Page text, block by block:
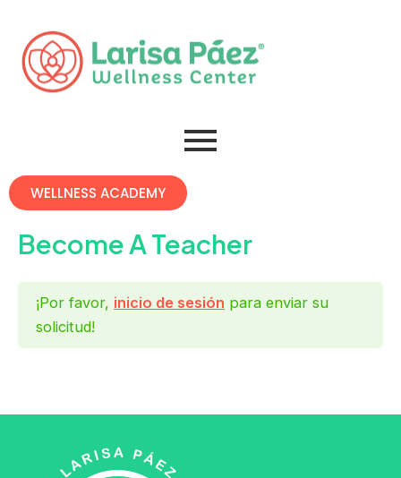
WELLNESS ACADEMY
Become A Teacher
¡Por favor, inicio de sesión para enviar su
solicitud!